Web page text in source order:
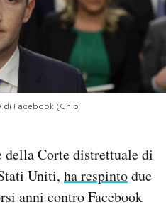
di Facebook (Chip
della Corte distrettuale di
Uniti, ha respintodue
anni contro Facebook